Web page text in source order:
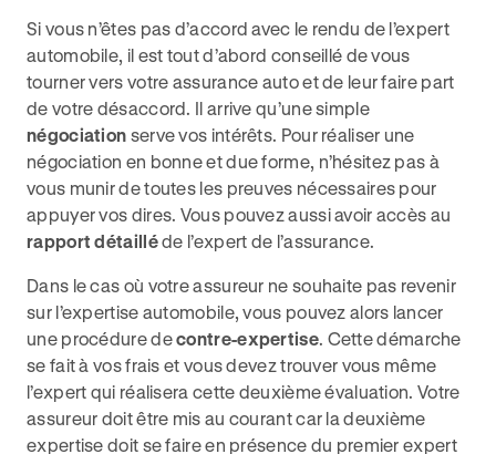
Si vous n’êtes pas d’accord avec le rendu de l’expert
automobile, il est tout d’abord conseillé de vous
tourner vers votre assurance auto et de leur faire part
de votre désaccord. Il arrive qu’une simple
négociation serve vos intérêts. Pour réaliser une
négociation en bonne et due forme, n’hésitez pas à
vous munir de toutes les preuves nécessaires pour
appuyer vos dires. Vous pouvez aussi avoir accès au
rapport détailléde l’expert de l’assurance.
Dans le cas où votre assureur ne souhaite pas revenir
sur l’expertise automobile, vous pouvez alors lancer
une procédure decontre-expertise. Cette démarche
se fait à vos frais et vous devez trouver vous même
l’expert qui réalisera cette deuxième évaluation. Votre
assureur doit être mis au courant car la deuxième
expertise doit se faire en présence du premier expert